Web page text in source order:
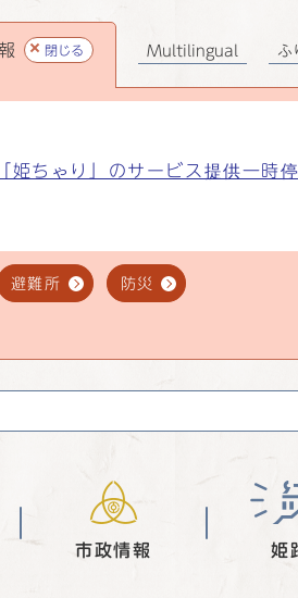
閉じる
姫ちゃり」のサービス提供一時
避難所 防災
Multilingual ふ
市政情報 姫